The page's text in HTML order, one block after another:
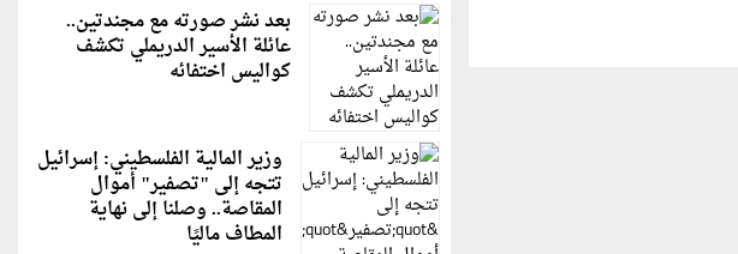
بعد نشر صورته مع مجندتين..
عائلة الأسير الدريملي تكشف
كواليس اختفائه
وزير المالية الفلسطيني: إسرائيل
تتجه إلى "تصفير" أموال
المقاصة.. وصلنا إلى نهاية
المطاف ماليًا